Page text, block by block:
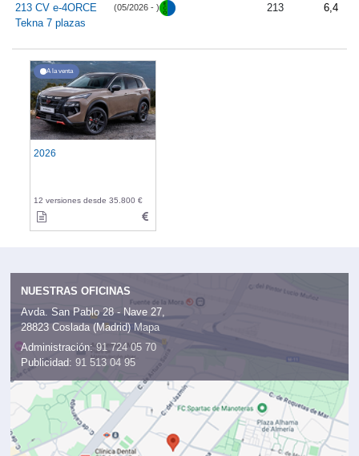
213 CV e-4ORCE
Tekna 7 plazas
(05/2026 - )
213
6,4
A la venta
2026
12 versiones desde 35.800 €
NUESTRAS OFICINAS
Avda. San Pablo 28 - Nave 27,
28823 Coslada (Madrid) Mapa
Administración: 91 724 05 70
Publicidad: 91 513 04 95